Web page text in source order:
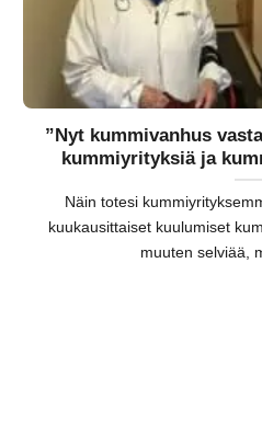
”Nyt kummivanhus
kummiyrityksiä ja
Näin totesi
kuukausittaiset kuulumiset
muuten selviää,